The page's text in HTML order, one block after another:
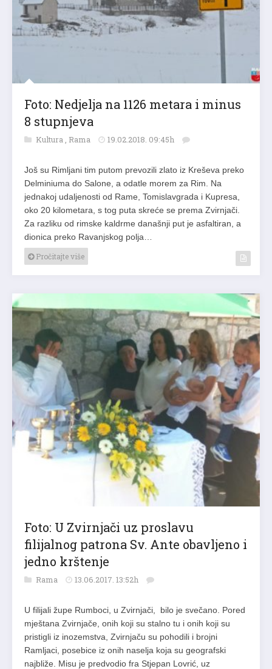
Foto: Nedjelja na 1126 metara i minus
8 stupnjeva
Kultura , Rama 19.02.2018. 09:45h
Još su Rimljani tim putom prevozili zlato iz Kreševa preko
Delminiuma do Salone, a odatle morem za Rim. Na
jednakoj udaljenosti od Rame, Tomislavgrada i Kupresa,
oko 20 kilometara, s tog puta skreće se prema Zvirnjači.
Za razliku od rimske kaldrme današnji put je asfaltiran, a
dionica preko Ravanjskog polja…
Pročitajte više
Foto: U Zvirnjači uz proslavu
filijalnog patrona Sv. Ante obavljeno i
jedno krštenje
Rama 13.06.2017. 13:52h
U filijali župe Rumboci, u Zvirnjači, bilo je svečano. Pored
mještana Zvirnjače, onih koji su stalno tu i onih koji su
pristigli iz inozemstva, Zvirnjaču su pohodili i brojni
Ramljaci, posebice iz onih naselja koja su geografski
najbliže. Misu je predvodio fra Stjepan Lovrić, uz